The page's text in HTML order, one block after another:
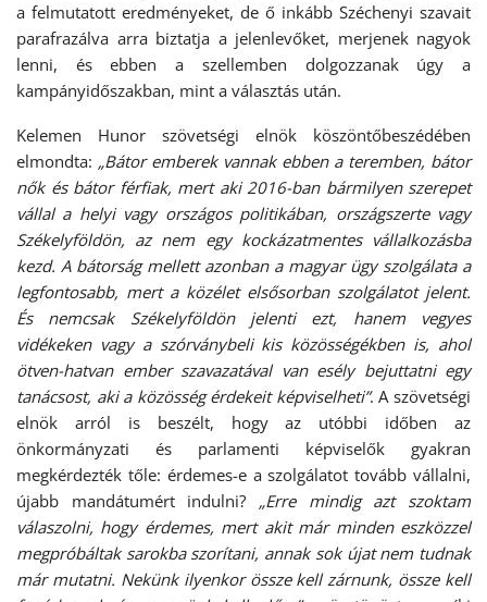
a felmutatott eredményeket, de ő inkább Széchenyi szavait
parafrazálva arra biztatja a jelenlevőket, merjenek nagyok
lenni, és ebben a szellemben dolgozzanak úgy a
kampányidőszakban, mint a választás után.
Kelemen Hunor szövetségi elnök köszöntőbeszédében
elmondta: „Bátor emberek vannak ebben a teremben, bátor
nők és bátor férfiak, mert aki 2016-ban bármilyen szerepet
vállal a helyi vagy országos politikában, országszerte vagy
Székelyföldön, az nem egy kockázatmentes vállalkozásba
kezd. A bátorság mellett azonban a magyar ügy szolgálata a
legfontosabb, mert a közélet elsősorban szolgálatot jelent.
És nemcsak Székelyföldön jelenti ezt, hanem vegyes
vidékeken vagy a szórványbeli kis közösségékben is, ahol
ötven-hatvan ember szavazatával van esély bejuttatni egy
tanácsost, aki a közösség érdekeit képviselheti”. A szövetségi
elnök arról is beszélt, hogy az utóbbi időben az
önkormányzati és parlamenti képviselők gyakran
megkérdezték tőle: érdemes-e a szolgálatot tovább vállalni,
újabb mandátumért indulni? „Erre mindig azt szoktam
válaszolni, hogy érdemes, mert akit már minden eszközzel
megpróbáltak sarokba szorítani, annak sok újat nem tudnak
már mutatni. Nekünk ilyenkor össze kell zárnunk, össze kell